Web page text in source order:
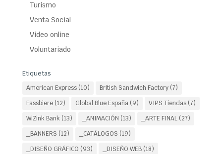
Turismo
Venta Social
Video online
Voluntariado
Etiquetas
American Express(10) British Sandwich Factory(7)
Fassbiere(12) Global Blue España(9) VIPS Tiendas(7)
WiZink Bank(13) _ANIMACIÓN (13) _ARTE FINAL(27)
_BANNERS (12) _CATÁLOGOS (19)
_DISEÑO GRÁFICO (93) _DISEÑO WEB(18)